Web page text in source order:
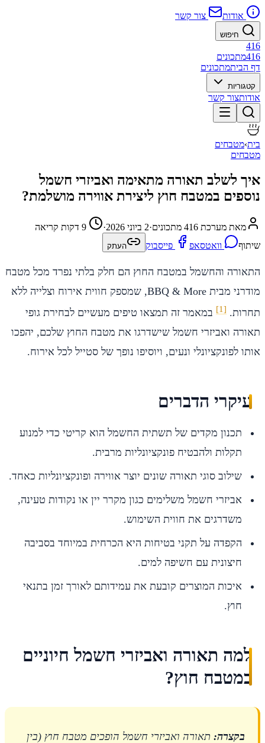
אודות צור קשר
חיפוש
416
416מתכונים
דף הביתמתכונים
קטגוריות
אודותצור קשר
בית›מטבחים
מטבחים
איך לשלב תאורה מתאימה ואביזרי חשמל
נוספים במטבח חוץ ליצירת אווירה מושלמת?
מאת מערכת 416 מתכונים ·2 ביוני 2026 ·
9 דקות קריאה
שיתוף
וואטסאפ פייסבוק העתק
התאורה והחשמל במטבח החוץ הם חלק בלתי נפרד מכל מטבח
מודרני מבית BBQ & More, שמספק חווית אירוח וצלייה ללא
תחרות. [1]
במאמר זה תמצאו טיפים מעשיים לבחירת גופי
תאורה ואביזרי חשמל שישדרגו את מטבח החוץ שלכם, יהפכו
אותו לפונקציונלי ונעים, ויוסיפו נופך של סטייל לכל אירוח.
עיקרי הדברים
תכנון מקדים של תשתית החשמל הוא קריטי כדי למנוע
תקלות ולהבטיח פונקציונליות מרבית.
שילוב סוגי תאורה שונים יוצר אווירה ופונקציונליות כאחד.
אביזרי חשמל משלימים כגון מקרר יין או נקודות טעינה,
משדרגים את חווית השימוש.
הקפדה על תקני בטיחות היא הכרחית במיוחד בסביבה
חיצונית עם חשיפה למים.
איכות המוצרים קובעת את עמידותם לאורך זמן בתנאי
חוץ.
למה תאורה ואביזרי חשמל חיוניים
במטבח חוץ?
בקצרה:תאורה ואביזרי חשמל הופכים מטבח חוץ (בין